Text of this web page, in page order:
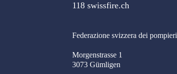
118 swissfire.ch
Federazione svizzera dei pompieri
Morgenstrasse 1
3073 Gümligen